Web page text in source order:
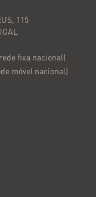
115
fixa nacional)
móvel nacional)